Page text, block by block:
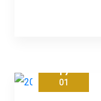
17
01